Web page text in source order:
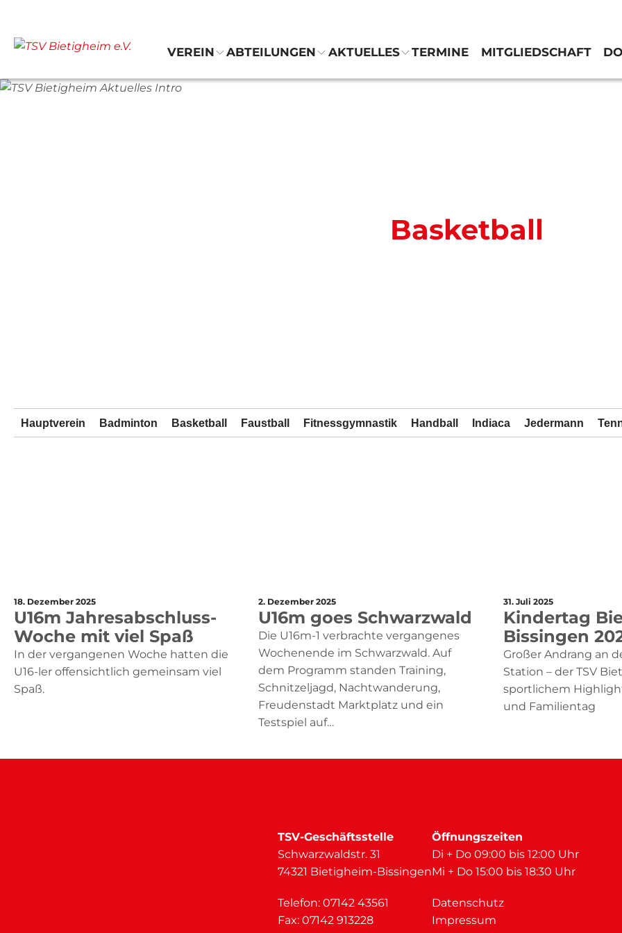
VEREIN ABTEILUNGEN AKTUELLES TERMINE MITGLIEDSCHAFT
Verein
SHOP
Basketball
Hauptverein Badminton Basketball Faustball Fitnessgymnastik Handball Indiaca Jedermann
18. Dezember 2025
U16m Jahresabschluss-
Woche mit viel Spaß
In der vergangenen Woche hatten die
U16-ler offensichtlich gemeinsam viel
Spaß.
2. Dezember 2025
U16m goes Schwarzwald
Die U16m-1 verbrachte vergangenes
Wochenende im Schwarzwald. Auf
dem Programm standen Training,
Schnitzeljagd, Nachtwanderung,
Freudenstadt Marktplatz und ein
Testspiel auf…
31. Juli 2025
Kindertag
Bissingen
Großer Andrang an
Station – der TSV
sportlichem
und Familientag
TSV-Geschäftsstelle
Schwarzwaldstr. 31
74321 Bietigheim-Bissingen
Telefon: 07142 43561
Fax: 07142 913228
Öffnungszeiten
Di + Do 09:00 bis 12:00 Uhr
Mi + Do 15:00 bis 18:30 Uhr
Datenschutz
Impressum